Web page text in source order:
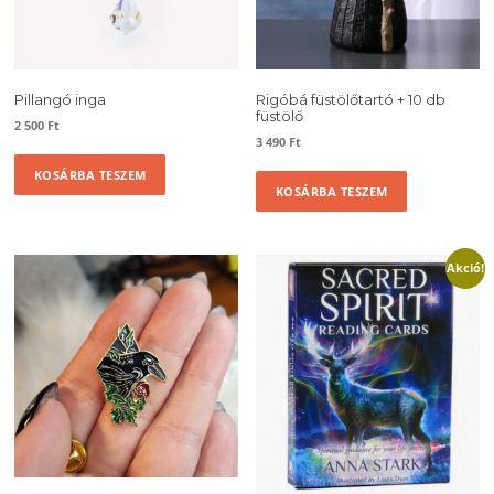
Pillangó inga
2 500 Ft
KOSÁRBA TESZEM
Rigóbá füstölőtartó + 10 db
füstölő
3 490 Ft
KOSÁRBA TESZEM
Akció!